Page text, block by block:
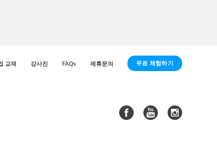
교재 강사진 FAQs 제휴문의 무료 체험하기